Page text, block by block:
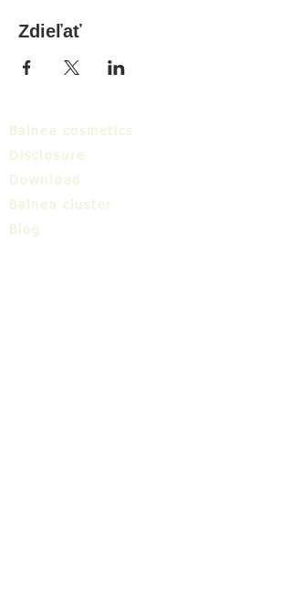
Zdieľať
Balnea cosmetics
Disclosure
Download
Balnea cluster
Blog